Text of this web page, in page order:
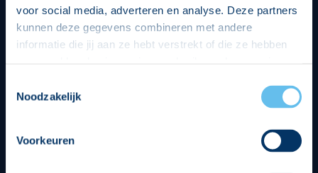
voor social media, adverteren en analyse. Deze partners
kunnen deze gegevens combineren met andere
informatie die jij aan ze hebt verstrekt of die ze hebben
op een veilige en integere wijze. Je kunt je toestemming
beheren op de privacy- en cookieverklaring pagina.
Noodzakelijk
Voorkeuren